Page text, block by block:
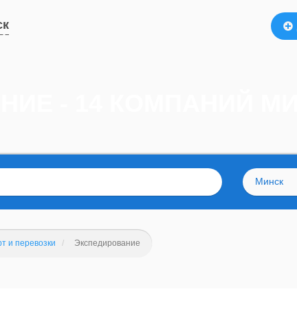
Минск
и перевозки Экспедирование